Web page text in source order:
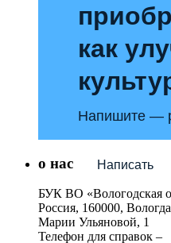
как
Напишите —
Написать
о нас
БУК ВО «Вологодская
Россия, 160000,
Марии Ульяновой, 1
Телефон для справок –